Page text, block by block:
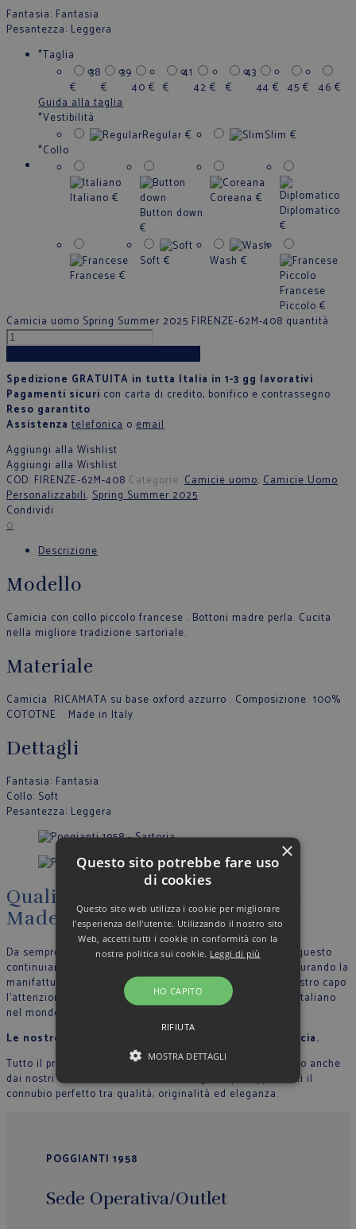
Fantasia: Fantasia
Pesantezza: Leggera
*Taglia
38
€
39
€
40 €
41
€
42 €
43
€
44 € 45 € 46 €
Guida alla taglia
*Vestibilità
Regular € Slim €
*Collo
Italiano €
Button down
€
Coreana €
Diplomatico
€
Francese €
Soft € Wash €
Francese
Piccolo €
Camicia uomo Spring Summer 2025 FIRENZE-62M-408 quantità
Spedizione GRATUITA in tutta Italia in 1-3 gg lavorativi
Pagamenti sicuri con carta di credito, bonifico e contrassegno
Reso garantito
Assistenza telefonica o email
Aggiungi alla Wishlist
Aggiungi alla Wishlist
COD: FIRENZE-62M-408 Categorie: Camicie uomo, Camicie Uomo
Personalizzabili, Spring Summer 2025
Condividi
0
Descrizione
Modello
Camicia con collo piccolo francese . Bottoni madre perla. Cucita
nella migliore tradizione sartoriale.
Materiale
Camicia RICAMATA su base oxford azzurro . Composizione 100%
COTOTNE . Made in Italy
Dettagli
Fantasia: Fantasia
Collo: Soft
Pesantezza: Leggera
Qualità, artigianalità, eleganza
Made in Italy
Da sempre crediamo nella filosofia del Made in Italy, per questo
continuiamo a produrre nel nostro stabilimento in Italia, curando la
manifattura tutte le fase di lavoro e riportando in ogni nostro capo
l’attenzione per il dettaglio che contraddistingue lo stile Italiano
nel mondo.
Le nostre sarte cuciono con mani esperte ogni camicia.
Tutto il processo di lavorazione sartoriale è supervisionato anche
dai nostri collaboratori, in modo che ogni capo rappresenti il
connubio perfetto tra qualità, originalità ed eleganza.
POGGIANTI 1958
Sede Operativa/Outlet
×
Questo sito potrebbe fare uso
di cookies
Questo sito web utilizza i cookie per migliorare
l'esperienza dell'utente. Utilizzando il nostro sito
Web, accetti tutti i cookie in conformità con la
nostra politica sui cookie. Leggi di più
HO CAPITO
RIFIUTA
MOSTRA DETTAGLI